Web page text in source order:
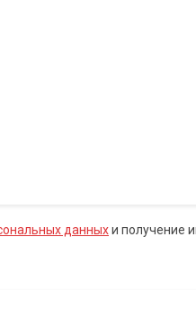
данныхи получение